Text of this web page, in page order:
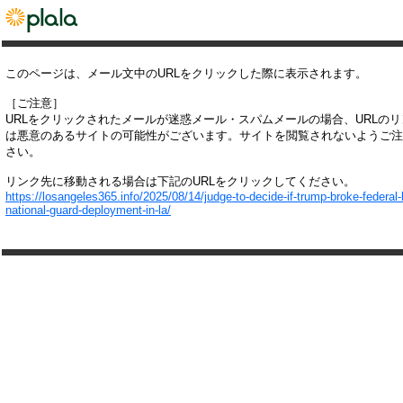
このページは、メール文中のURLをクリックした際に表示されます。
［ご注意］
URLをクリックされたメールが迷惑メール・スパムメールの場合、URLの
は悪意のあるサイトの可能性がございます。サイトを閲覧されないようご
さい。
リンク先に移動される場合は下記のURLをクリックしてください。
https://losangeles365.info/2025/08/14/judge-to-decide-if-trump-broke-
national-guard-deployment-in-la/